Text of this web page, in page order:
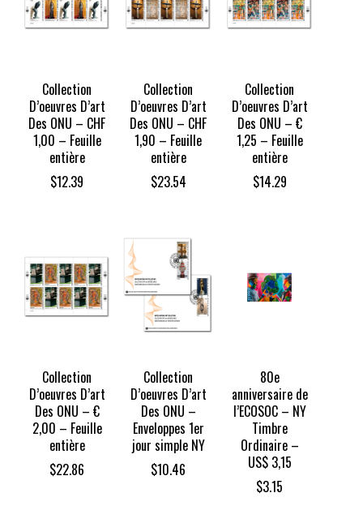
Collection
D’oeuvres D’art
Des ONU – CHF
1,00 – Feuille
entière
$12.39
Collection
D’oeuvres D’art
Des ONU – CHF
1,90 – Feuille
entière
$23.54
Collection
D’oeuvres D’art
Des ONU – €
1,25 – Feuille
entière
$14.29
Collection
D’oeuvres D’art
Des ONU – €
2,00 – Feuille
entière
$22.86
Collection
D’oeuvres D’art
Des ONU –
Enveloppes 1er
jour simple NY
$10.46
80e
anniversaire de
l’ECOSOC – NY
Timbre
Ordinaire –
US$ 3,15
$3.15